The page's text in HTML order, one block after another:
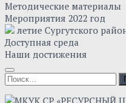
Методические материалы
Мероприятия 2022 год
летие Сургутского
Доступная среда
Наши достижения